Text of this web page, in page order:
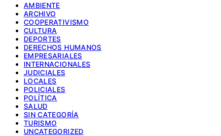
AMBIENTE
ARCHIVO
COOPERATIVISMO
CULTURA
DEPORTES
DERECHOS HUMANOS
EMPRESARIALES
INTERNACIONALES
JUDICIALES
LOCALES
POLICIALES
POLÍTICA
SALUD
SIN CATEGORÍA
TURISMO
UNCATEGORIZED